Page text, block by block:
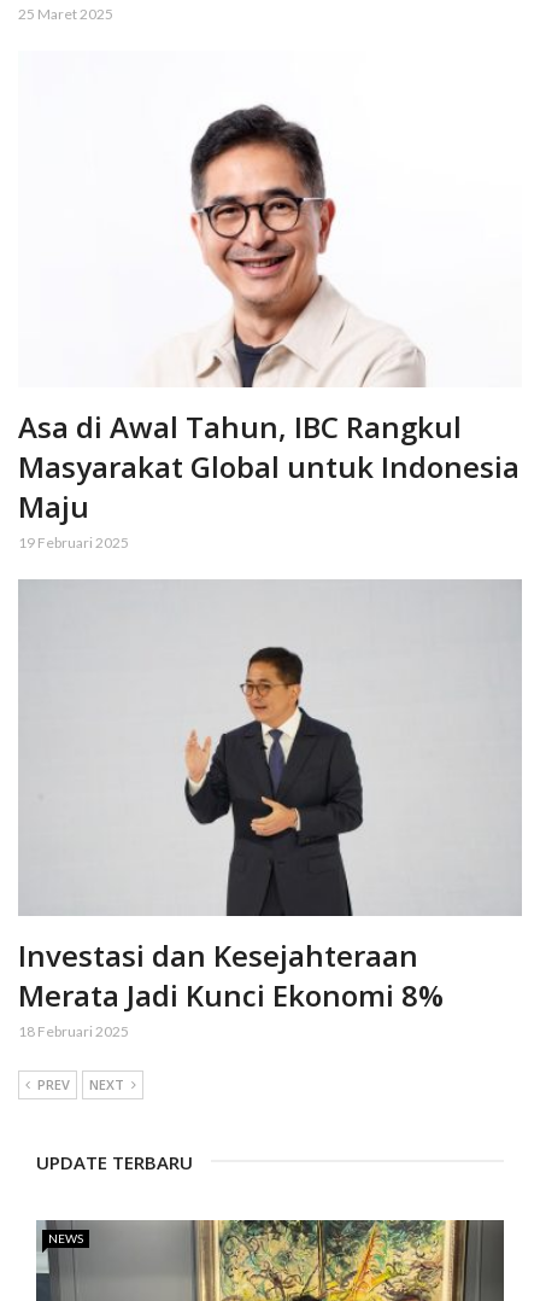
25 Maret 2025
Asa di Awal Tahun, IBC Rangkul
Masyarakat Global untuk Indonesia
Maju
19 Februari 2025
Investasi dan Kesejahteraan
Merata Jadi Kunci Ekonomi 8%
18 Februari 2025
PREV NEXT
UPDATE TERBARU
NEWS